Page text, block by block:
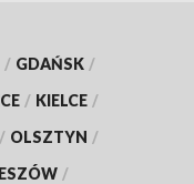
/ GDAŃSK /
/ KIELCE /
/ OLSZTYN /
/